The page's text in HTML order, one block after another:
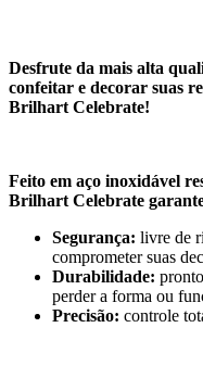
Desfrute da mais alta
confeitar e decorar suas
Brilhart Celebrate!
Feito em aço inoxidável
Brilhart Celebrate
Segurança: livre de
comprometer suas
Durabilidade:
perder a forma ou
Precisão: controle